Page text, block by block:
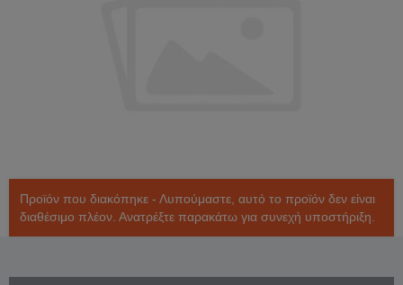
Προϊόν που διακόπηκε - Λυπούμαστε, αυτό το προϊόν δεν είναι
διαθέσιμο πλέον. Ανατρέξτε παρακάτω για συνεχή υποστήριξη.